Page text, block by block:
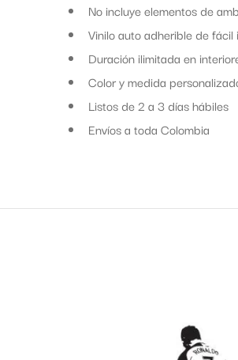
No incluye elementos de
Vinilo auto adherible de fácil
Duración ilimitada en
Color y medida
Listos de 2 a 3 días hábiles
Envíos a toda Colombia